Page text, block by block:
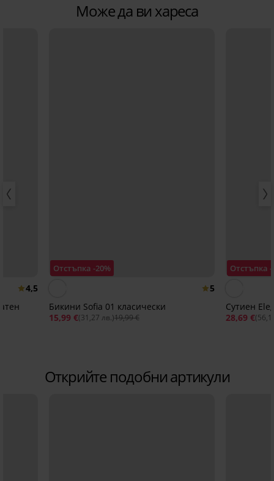
Може да ви хареса
4,5
Отстъпка -20%
5
Бикини Sofia 01 класически
15,99 €(31,27 лв.)19,99 €
Отстъпка -
Сутиен
28,69 €
Открийте подобни артикули